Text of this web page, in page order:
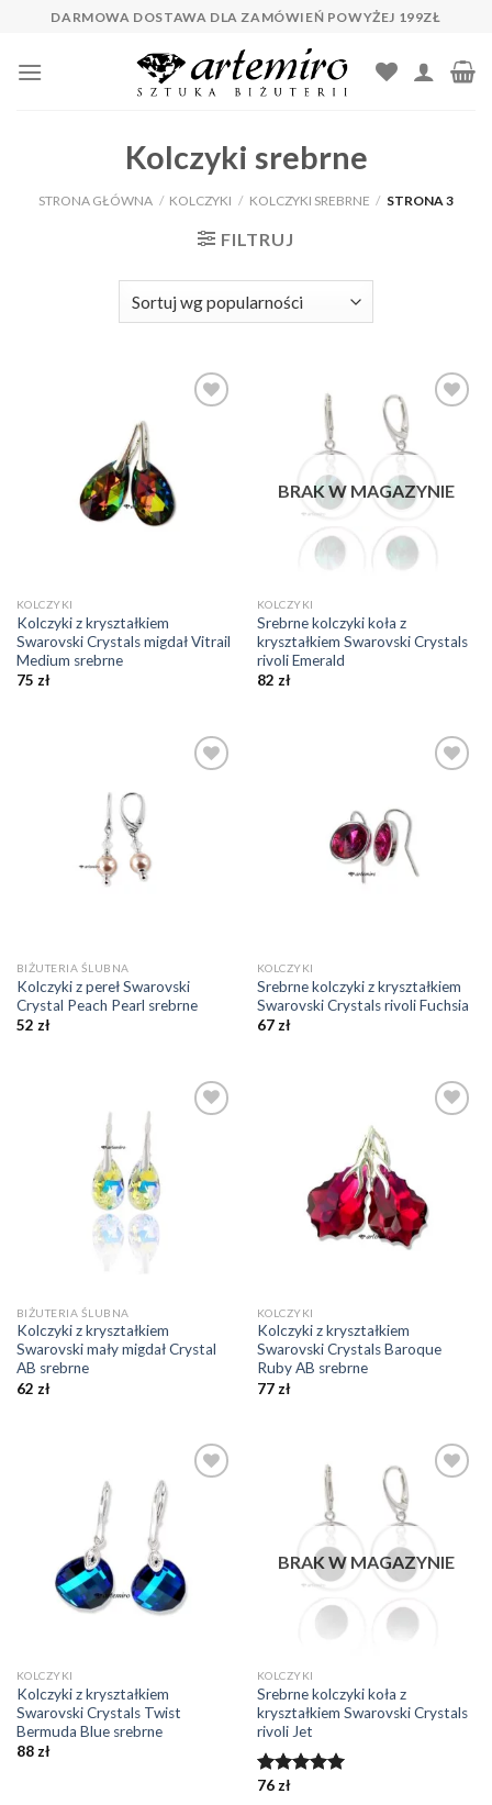
content
DARMOWA DOSTAWA DLA ZAMÓWIEŃ POWYŻEJ 199ZŁ
Kolczyki srebrne
STRONA GŁÓWNA / KOLCZYKI / KOLCZYKI SREBRNE / STRONA 3
FILTRUJ
KOLCZYKI
Kolczyki z kryształkiem
Swarovski Crystals migdał Vitrail
Medium srebrne
75 zł
Dodaj do
ulubionych
BRAK W MAGAZYNIE
KOLCZYKI
Srebrne kolczyki koła z
kryształkiem Swarovski Crystals
rivoli Emerald
82 zł
BIŻUTERIA ŚLUBNA
Kolczyki z pereł Swarovski
Crystal Peach Pearl srebrne
52 zł
ulubionych
KOLCZYKI
Srebrne kolczyki z kryształkiem
Swarovski Crystals rivoli Fuchsia
67 zł
BIŻUTERIA ŚLUBNA
Kolczyki z kryształkiem
Swarovski mały migdał Crystal
AB srebrne
62 zł
KOLCZYKI
Kolczyki z kryształkiem
Swarovski Crystals Baroque
Ruby AB srebrne
77 zł
Dodaj do
ulubionych
KOLCZYKI
Kolczyki z kryształkiem
Swarovski Crystals Twist
Bermuda Blue srebrne
88zł
Dodaj do
ulubionych
BRAK W MAGAZYNIE
KOLCZYKI
Srebrne kolczyki koła z
kryształkiem Swarovski Crystals
rivoli Jet
Oceniono
76 zł